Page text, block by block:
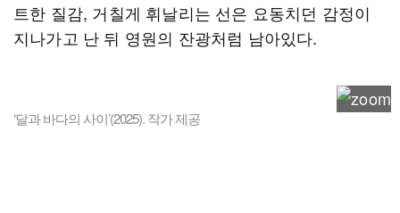
트한 질감, 거칠게 휘날리는 선은 요동치던 감정이
지나가고 난 뒤 영원의 잔광처럼 남아있다.
‘달과 바다의 사이’(2025). 작가 제공